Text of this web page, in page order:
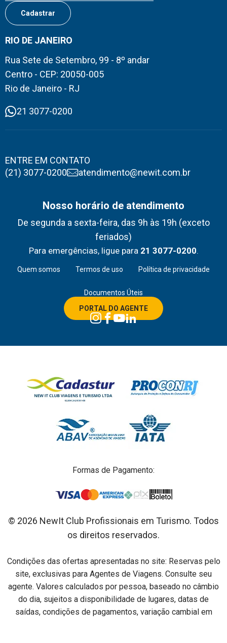
RIO DE JANEIRO
Rua Sete de Setembro, 99 - 8º andar
Centro - CEP: 20050-005
Rio de Janeiro - RJ
21 3077-0200
ENTRE EM CONTATO
(21) 3077-0200
atendimento@newit.com.br
Nosso horário de atendimento
De segunda a sexta-feira, das 9h às 19h (exceto
feriados)
Para emergências, ligue para 21 3077-0200.
Quem somos Termos de uso Política de privacidade
Documentos Úteis
PORTAL DO AGENTE
Formas de Pagamento:
© 2026 NewIt Club Profissionais em Turismo. Todos
os direitos reservados.
Condições das ofertas apresentadas no site: Reservas pelo
site, exclusivas para Agentes de Viagens. Consulte seu
agente. Valores calculados por pessoa, baseado no câmbio
do dia, sujeitos a disponibilidade de lugares, datas de
saídas, condições de pagamentos, variação cambial em